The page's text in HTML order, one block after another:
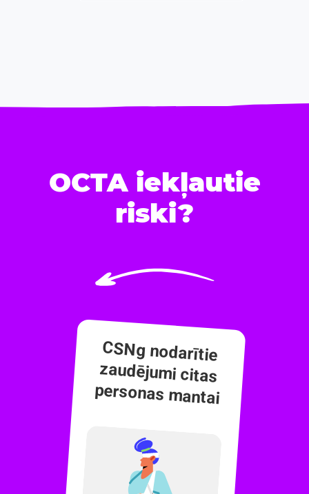
OCTA iekļautie
riski?
CSNg nodarītie
zaudējumi citas
personas mantai